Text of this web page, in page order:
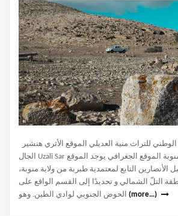
الجال Uzali Sar معتمديه طبربة ولاية منوبة الموقع الجغرافي يوجد الموقع
الأنصارين التابع لمعتمدية طبربة من ولاية منوبة،
التلّ الشمالي و تحديدًا إلى القسم الواقع على
(more…)